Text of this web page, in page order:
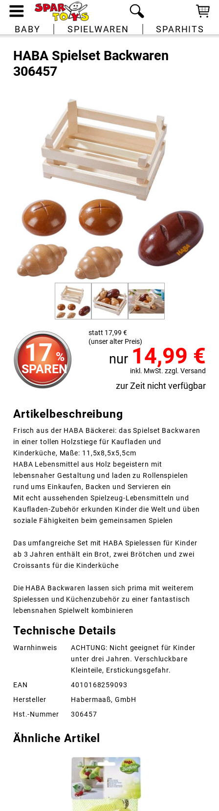
BABY SPIELWAREN SPARHITS
HABA Spielset Backwaren
306457
17 %
SPAREN
statt 17,99 €
(unser alter Preis)
nur 14,99 €
inkl. MwSt. zzgl. Versand
zur Zeit nicht verfügbar
Artikelbeschreibung
Frisch aus der HABA Bäckerei: das Spielset Backwaren
in einer tollen Holzstiege für Kaufladen und
Kinderküche, Maße: 11,5x8,5x5,5cm
HABA Lebensmittel aus Holz begeistern mit
lebensnaher Gestaltung und laden zu Rollenspielen
rund ums Einkaufen, Backen und Servieren ein
Mit echt aussehenden Spielzeug-Lebensmitteln und
Kaufladen-Zubehör erkunden Kinder die Welt und üben
soziale Fähigkeiten beim gemeinsamen Spielen
Das umfangreiche Set mit HABA Spielessen für Kinder
ab 3 Jahren enthält ein Brot, zwei Brötchen und zwei
Croissants für die Kinderküche
Die HABA Backwaren lassen sich prima mit weiterem
Spielessen und Küchenzubehör zu einer fantastisch
lebensnahen Spielwelt kombinieren
Technische Details
Warnhinweis
ACHTUNG: Nicht geeignet für Kinder
unter drei Jahren. Verschluckbare
Kleinteile, Erstickungsgefahr.
EAN
4010168259093
Hersteller
Habermaaß, GmbH
Hst.-Nummer
306457
Ähnliche Artikel